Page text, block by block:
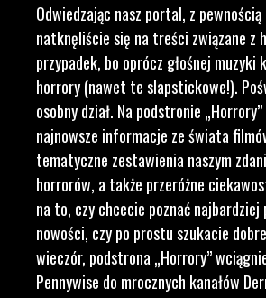
Odwiedzając nasz portal, z
natknęliście się na treści związane z
przypadek, bo oprócz głośnej muzyki
horrory (nawet te slapstickowe!).
osobny dział. Na podstronie
najnowsze informacje ze świata
tematyczne zestawienia naszym
horrorów, a także przeróżne
na to, czy chcecie poznać najbardziej
nowości, czy po prostu szukacie
wieczór, podstrona „Horrory”
Pennywise do mrocznych kanałów